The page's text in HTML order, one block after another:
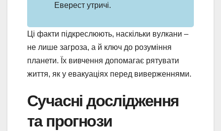
Еверест утричі.
Ці факти підкреслюють, наскільки вулкани –
не лише загроза, а й ключ до розуміння
планети. Їх вивчення допомагає рятувати
життя, як у евакуаціях перед виверженнями.
Сучасні дослідження
та прогнози